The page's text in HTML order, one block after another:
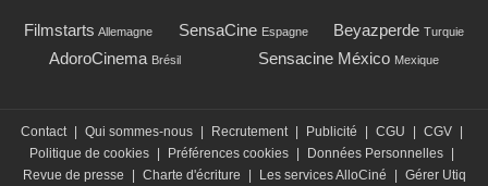
Filmstarts Allemagne SensaCine Espagne Beyazperde Turquie
AdoroCinema Brésil Sensacine México Mexique
Contact Qui sommes-nous Recrutement Publicité CGU CGV
Politique de cookies
Préférences cookies Données Personnelles
Revue de presse
Charte d'écriture Les services AlloCiné Gérer Utiq